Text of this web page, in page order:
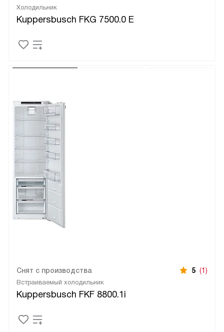
Холодильник
Kuppersbusch FKG 7500.0 E
Встраиваемый холодильник
Kuppersbusch FKF 8800.1i
Снят с производства 5 (1)